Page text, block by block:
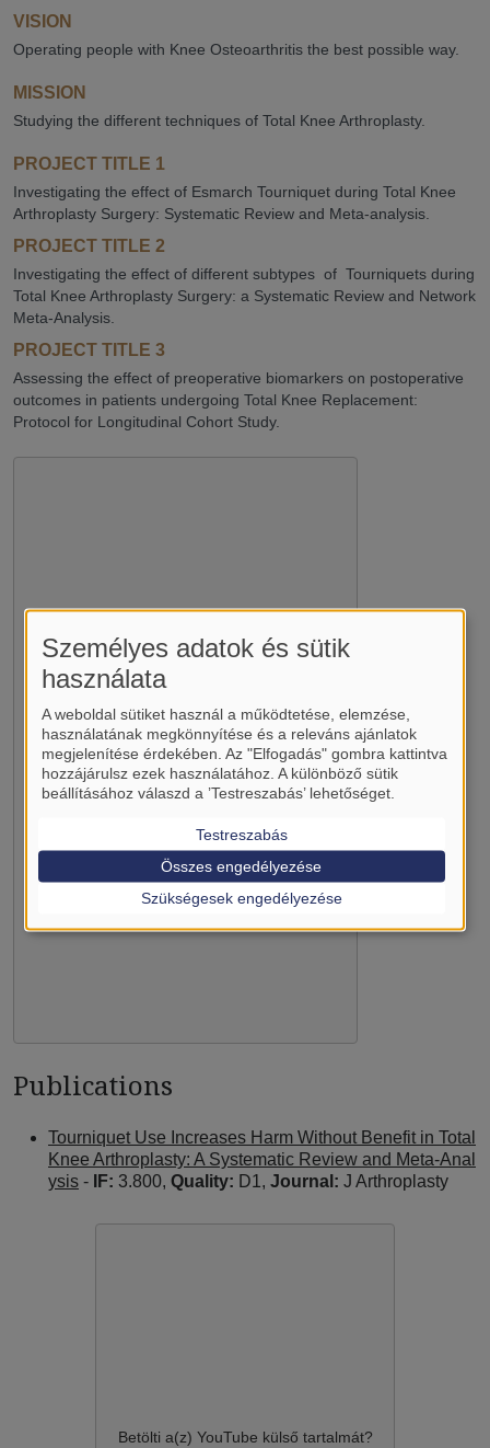
VISION
Operating people with Knee Osteoarthritis the best possible way.
MISSION
Studying the different techniques of Total Knee Arthroplasty.
PROJECT TITLE 1
Investigating the effect of Esmarch Tourniquet during Total Knee
Arthroplasty Surgery: Systematic Review and Meta-analysis.
PROJECT TITLE 2
Investigating the effect of different subtypes of Tourniquets during
Total Knee Arthroplasty Surgery: a Systematic Review and Network
Meta-Analysis.
PROJECT TITLE 3
Assessing the effect of preoperative biomarkers on postoperative
outcomes in patients undergoing Total Knee Replacement:
Protocol for Longitudinal Cohort Study.
Betölti a(z)YouTubekülső tartalmát?
Igen (csak most)
Manage privacy settings
Publications
Tourniquet Use Increases Harm Without Benefit in Total
Knee Arthroplasty: A Systematic Review and Meta-Anal
ysis - IF: 3.800, Quality: D1, Journal: J Arthroplasty
Betölti a(z) YouTube külső tartalmát?
Személyes adatok és sütik
használata
A weboldal sütiket használ a működtetése, elemzése,
használatának megkönnyítése és a releváns ajánlatok
megjelenítése érdekében. Az "Elfogadás" gombra kattintva
hozzájárulsz ezek használatához. A különböző sütik
beállításához válaszd a ’Testreszabás’ lehetőséget.
Testreszabás
Szükségesek engedélyezése
Összes engedélyezése